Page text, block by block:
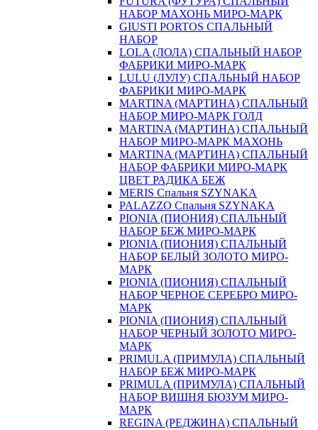
НАБОР МАХОНЬ МИРО-МАРК
GIUSTI PORTOS СПАЛЬНЫЙ
НАБОР
LOLA (ЛОЛА) СПАЛЬНЫЙ НАБОР
ФАБРИКИ МИРО-МАРК
LULU (ЛУЛУ) СПАЛЬНЫЙ НАБОР
ФАБРИКИ МИРО-МАРК
MARTINA (МАРТИНА) СПАЛЬНЫЙ
НАБОР МИРО-МАРК ГОЛД
MARTINA (МАРТИНА) СПАЛЬНЫЙ
НАБОР МИРО-МАРК МАХОНЬ
MARTINA (МАРТИНА) СПАЛЬНЫЙ
НАБОР ФАБРИКИ МИРО-МАРК
ЦВЕТ РАДИКА БЕЖ
MERIS Спальня SZYNAKA
PALAZZO Спальня SZYNAKA
PIONIA (ПИОНИЯ) СПАЛЬНЫЙ
НАБОР БЕЖ МИРО-МАРК
PIONIA (ПИОНИЯ) СПАЛЬНЫЙ
НАБОР БЕЛЫЙ ЗОЛОТО МИРО-
МАРК
PIONIA (ПИОНИЯ) СПАЛЬНЫЙ
НАБОР ЧЕРНОЕ СЕРЕБРО МИРО-
МАРК
PIONIA (ПИОНИЯ) СПАЛЬНЫЙ
НАБОР ЧЕРНЫЙ ЗОЛОТО МИРО-
МАРК
PRIMULA (ПРИМУЛА) СПАЛЬНЫЙ
НАБОР БЕЖ МИРО-МАРК
PRIMULA (ПРИМУЛА) СПАЛЬНЫЙ
НАБОР ВИШНЯ БЮЗУМ МИРО-
МАРК
REGINA (РЕДЖИНА) СПАЛЬНЫЙ